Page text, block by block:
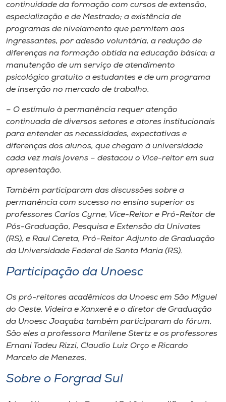
continuidade da formação com cursos de extensão,
especialização e de Mestrado; a existência de
programas de nivelamento que permitem aos
ingressantes, por adesão voluntária, a redução de
diferenças na formação obtida na educação básica; a
manutenção de um serviço de atendimento
psicológico gratuito a estudantes e de um programa
de inserção no mercado de trabalho.
– O estímulo à permanência requer atenção
continuada de diversos setores e atores institucionais
para entender as necessidades, expectativas e
diferenças dos alunos, que chegam à universidade
cada vez mais jovens – destacou o Vice-reitor em sua
apresentação.
Também participaram das discussões sobre a
permanência com sucesso no ensino superior os
professores Carlos Cyrne, Vice-Reitor e Pró-Reitor de
Pós-Graduação, Pesquisa e Extensão da Univates
(RS), e Raul Cereta, Pró-Reitor Adjunto de Graduação
da Universidade Federal de Santa Maria (RS).
Participação da Unoesc
Os pró-reitores acadêmicos da Unoesc em São Miguel
do Oeste, Videira e Xanxerê e o diretor de Graduação
da Unoesc Joaçaba também participaram do fórum.
São eles a professora Marilene Stertz e os professores
Ernani Tadeu Rizzi, Claudio Luiz Orço e Ricardo
Marcelo de Menezes.
Sobre o Forgrad Sul